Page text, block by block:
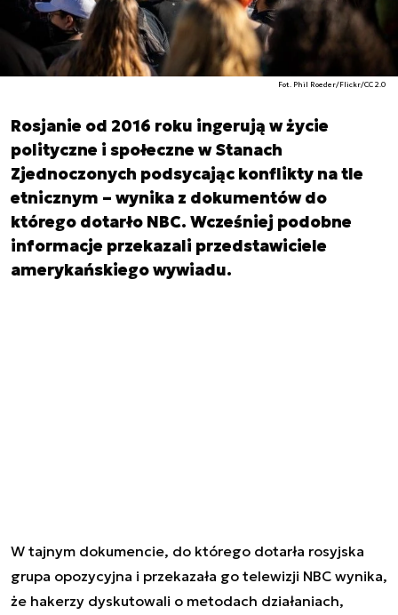
Fot. Phil Roeder/Flickr/CC 2.0
Rosjanie od 2016 roku ingerują w życie
polityczne i społeczne w Stanach
Zjednoczonych podsycając konflikty na tle
etnicznym – wynika z dokumentów do
którego dotarło NBC. Wcześniej podobne
informacje przekazali przedstawiciele
amerykańskiego wywiadu.
W tajnym dokumencie, do którego dotarła rosyjska
grupa opozycyjna i przekazała go telewizji NBC wynika,
że hakerzy dyskutowali o metodach działaniach,